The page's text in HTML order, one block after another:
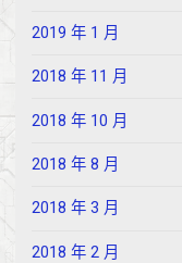
2019 年 1 月
2018 年 11 月
2018 年 10 月
2018 年 8 月
2018 年 3 月
2018 年 2 月